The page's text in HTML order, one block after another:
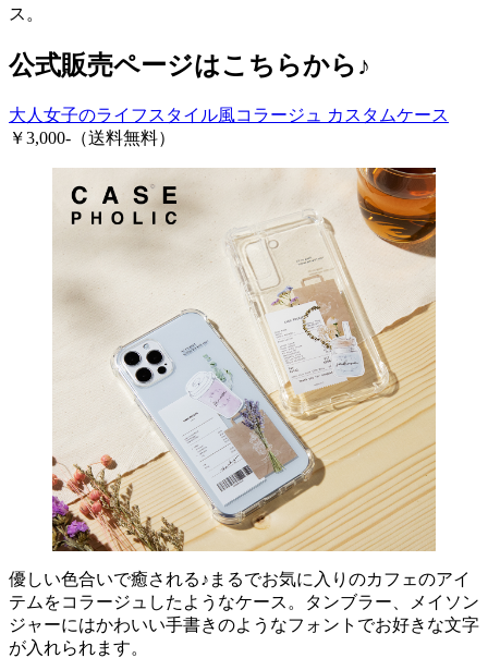
ス。
公式販売ページはこちらから♪
大人女子のライフスタイル風コラージュ カスタムケース
￥3,000-（送料無料）
優しい色合いで癒される♪まるでお気に入りのカフェのアイ
テムをコラージュしたようなケース。タンブラー、メイソン
ジャーにはかわいい手書きのようなフォントでお好きな文字
が入れられます。